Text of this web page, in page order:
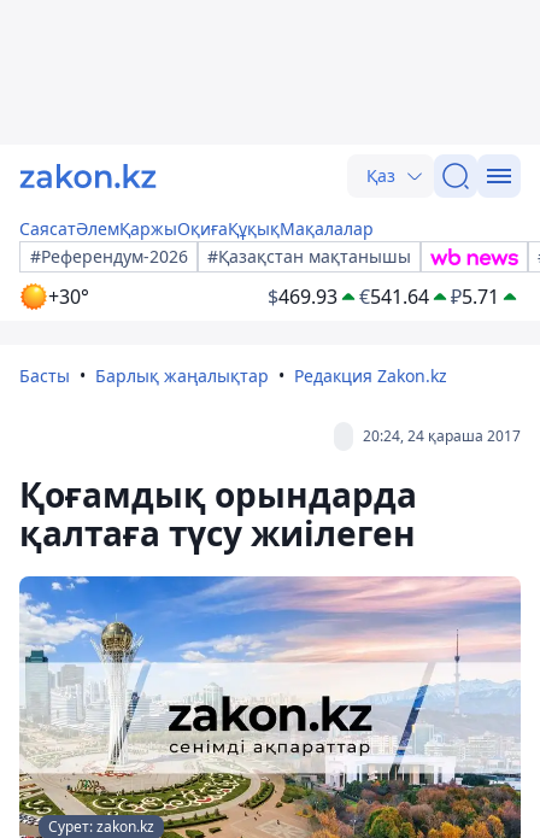
Қаз
СаясатӘлемҚаржыОқиғаҚұқықМақалалар
#Референдум-2026
#Қазақстан мақтанышы
+30° $469.93 €541.64 ₽5.71
Басты Барлық жаңалықтар Редакция Zakon.kz
20:24, 24 қараша 2017
Қоғамдық орындарда
қалтаға түсу жиілеген
Сурет: zakon.kz